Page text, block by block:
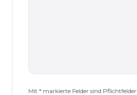
Mit * markierte Felder sind Pflichtfelder